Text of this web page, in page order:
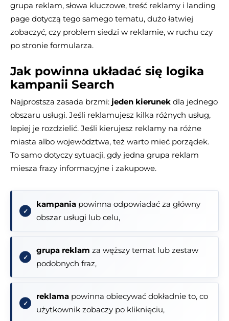
grupa reklam, słowa kluczowe, treść reklamy i landing
page dotyczą tego samego tematu, dużo łatwiej
zobaczyć, czy problem siedzi w reklamie, w ruchu czy
po stronie formularza.
Jak powinna układać się logika
kampanii Search
Najprostsza zasada brzmi: jeden kierunek dla jednego
obszaru usługi. Jeśli reklamujesz kilka różnych usług,
lepiej je rozdzielić. Jeśli kierujesz reklamy na różne
miasta albo województwa, też warto mieć porządek.
To samo dotyczy sytuacji, gdy jedna grupa reklam
miesza frazy informacyjne i zakupowe.
kampania powinna odpowiadać za główny
obszar usługi lub celu,
grupa reklam za węższy temat lub zestaw
podobnych fraz,
reklama powinna obiecywać dokładnie to, co
użytkownik zobaczy po kliknięciu,